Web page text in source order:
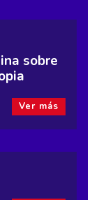
sobre
Ver más